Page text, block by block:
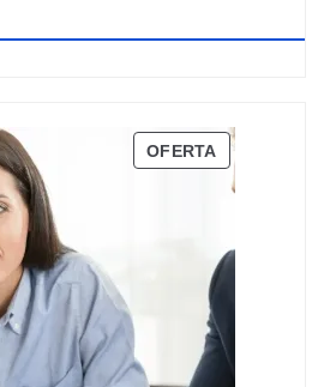
OFERTA PRODUCTO
EN